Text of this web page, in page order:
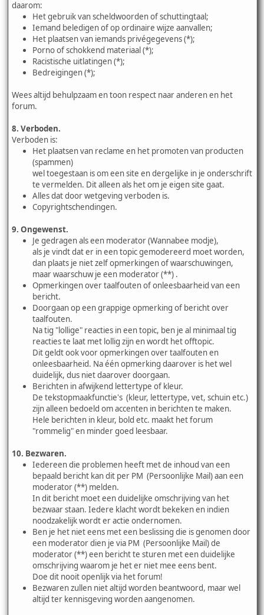
daarom:
Het gebruik van scheldwoorden of schuttingtaal;
Iemand beledigen of op ordinaire wijze aanvallen;
Het plaatsen van iemands privégegevens (*);
Porno of schokkend materiaal (*);
Racistische uitlatingen (*);
Bedreigingen (*);
Wees altijd behulpzaam en toon respect naar anderen en het
forum.
8. Verboden.
Verboden is:
Het plaatsen van reclame en het promoten van producten
(spammen)
wel toegestaan is om een site en dergelijke in je onderschrift
te vermelden. Dit alleen als het om je eigen site gaat.
Alles dat door wetgeving verboden is.
Copyrightschendingen.
9. Ongewenst.
Je gedragen als een moderator (Wannabee modje),
als je vindt dat er in een topic gemodereerd moet worden,
dan plaats je niet zelf opmerkingen of waarschuwingen,
maar waarschuw je een moderator (**) .
Opmerkingen over taalfouten of onleesbaarheid van een
bericht.
Doorgaan op een grappige opmerking of bericht over
taalfouten.
Na tig "lollige" reacties in een topic, ben je al minimaal tig
reacties te laat met lollig zijn en wordt het offtopic.
Dit geldt ook voor opmerkingen over taalfouten en
onleesbaarheid. Na één opmerking daarover is het wel
duidelijk, dus niet daarover doorgaan.
Berichten in afwijkend lettertype of kleur.
De tekstopmaakfunctie's (kleur, lettertype, vet, schuin etc.)
zijn alleen bedoeld om accenten in berichten te maken.
Hele berichten in kleur, bold etc. maakt het forum
"rommelig" en minder goed leesbaar.
10. Bezwaren.
Iedereen die problemen heeft met de inhoud van een
bepaald bericht kan dit per PM (Persoonlijke Mail) aan een
moderator (**) melden.
In dit bericht moet een duidelijke omschrijving van het
bezwaar staan. Iedere klacht wordt bekeken en indien
noodzakelijk wordt er actie ondernomen.
Ben je het niet eens met een beslissing die is genomen door
een moderator dien je via PM (Persoonlijke Mail) de
moderator (**) een bericht te sturen met een duidelijke
omschrijving waarom je het er niet mee eens bent.
Doe dit nooit openlijk via het forum!
Bezwaren zullen niet altijd worden beantwoord, maar wel
altijd ter kennisgeving worden aangenomen.